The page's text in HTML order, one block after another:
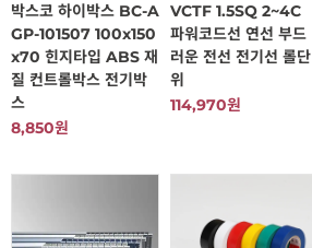
박스코 하이박스 BC-A
GP-101507 100x150
x70 힌지타입 ABS 재
질 컨트롤박스 전기박
스
8,850원
VCTF 1.5SQ 2~4C
파워코드선 연선 부드
러운 전선 전기선 롤단
위
114,970원